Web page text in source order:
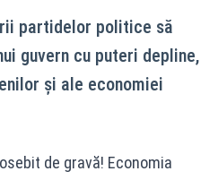
partidelor politice să
guvern cu puteri depline,
și ale economiei
de gravă! Economia